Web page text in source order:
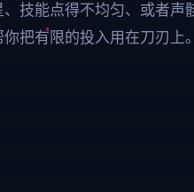
技能点得不均匀、或者声
把有限的投入用在刀刃上。